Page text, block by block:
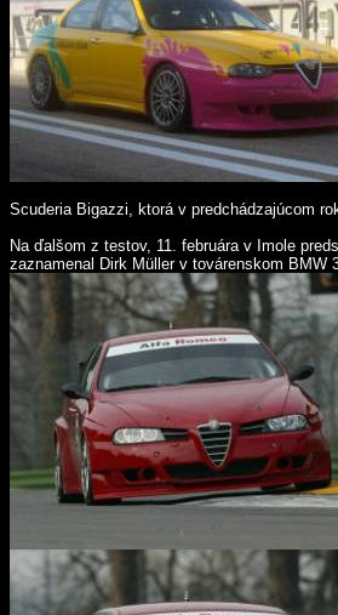
Scuderia Bigazzi, ktorá v predchádzajúcom
Na ďalšom z testov, 11. februára v Imole
zaznamenal Dirk Müller v továrenskom BMW